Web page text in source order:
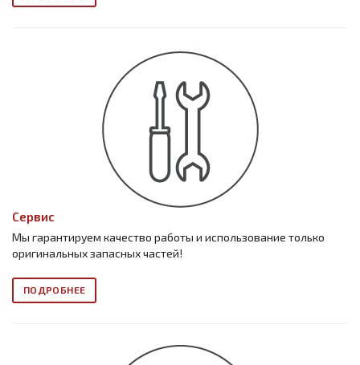
Сервис
Мы гарантируем качество работы и использование только
оригинальных запасных частей!
ПОДРОБНЕЕ